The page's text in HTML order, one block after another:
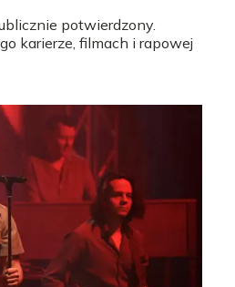
potwierdzony.
karierze, filmach i rapowej